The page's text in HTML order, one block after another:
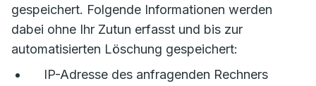
gespeichert. Folgende Informationen werden
dabei ohne Ihr Zutun erfasst und bis zur
automatisierten Löschung gespeichert:
IP-Adresse des anfragenden Rechners